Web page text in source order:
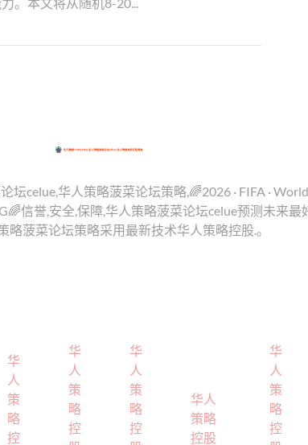
celue,华人策略菠菜论坛策略,🌈2026 · FIFA · World
信誉,安全,保障,华人策略菠菜论坛celue预测未来最
略菠菜论坛策略采用最新技术华人策略控股.。
华
人
策
略
控
华
人
策
略
控
华
人
策
略
控
华人
策略
控股
华
人
策
略
控